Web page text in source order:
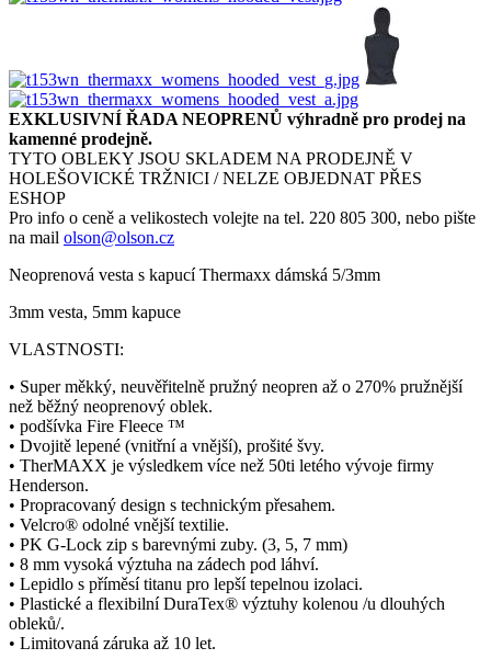
EXKLUSIVNÍ ŘADA NEOPRENŮ výhradně pro prodej na
kamenné prodejně.
TYTO OBLEKY JSOU SKLADEM NA PRODEJNĚ V
HOLEŠOVICKÉ TRŽNICI / NELZE OBJEDNAT PŘES
ESHOP
Pro info o ceně a velikostech volejte na tel. 220 805 300, nebo pište
na mail olson@olson.cz
Neoprenová vesta s kapucí Thermaxx dámská 5/3mm
3mm vesta, 5mm kapuce
VLASTNOSTI:
• Super měkký, neuvěřitelně pružný neopren až o 270% pružnější
než běžný neoprenový oblek.
• podšívka Fire Fleece ™
• Dvojitě lepené (vnitřní a vnější), prošité švy.
• TherMAXX je výsledkem více než 50ti letého vývoje firmy
Henderson.
• Propracovaný design s technickým přesahem.
• Velcro® odolné vnější textilie.
• PK G-Lock zip s barevnými zuby. (3, 5, 7 mm)
• 8 mm vysoká výztuha na zádech pod láhví.
• Lepidlo s příměsí titanu pro lepší tepelnou izolaci.
• Plastické a flexibilní DuraTex® výztuhy kolenou /u dlouhých
obleků/.
• Limitovaná záruka až 10 let.